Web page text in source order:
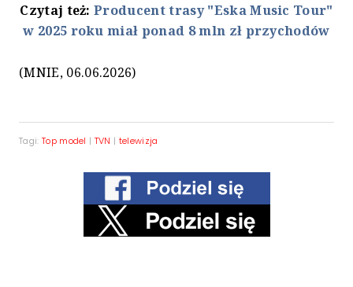
Czytaj też:Producent trasy "Eska Music Tour"
w 2025 roku miał ponad 8 mln zł przychodów
(MNIE, 06.06.2026)
Tagi: Top model | TVN | telewizja